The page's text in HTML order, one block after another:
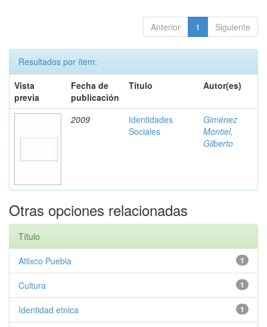
Anterior 1 Siguiente
Resultados por ítem:
Vista
previa
Fecha de
publicación
Título Autor(es)
2009
Identidades
Sociales
Giménez
Montiel,
Gilberto
Otras opciones relacionadas
Título
1
Atlixco Puebla
1
Cultura
1
Identidad etnica